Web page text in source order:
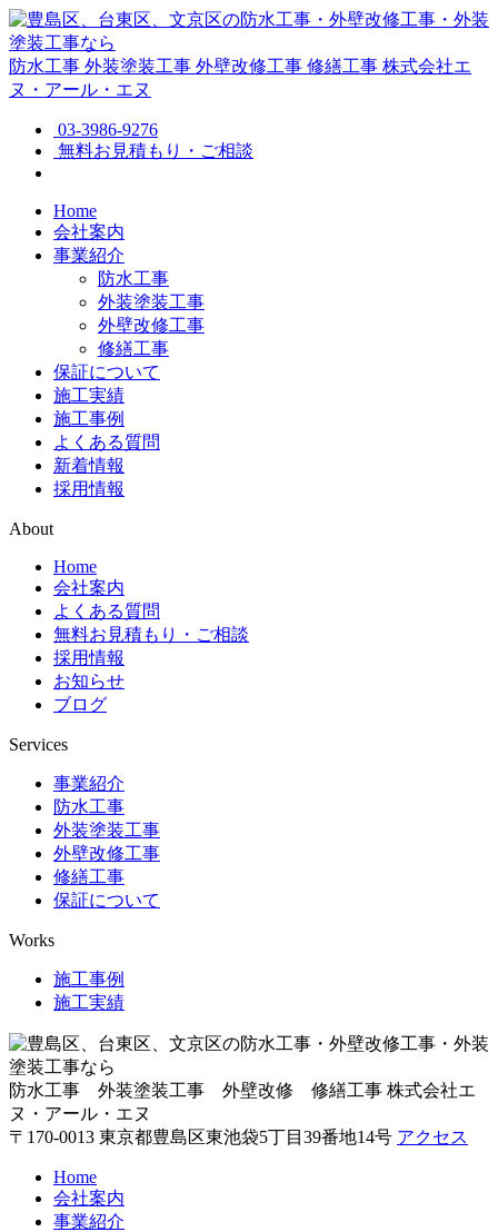
防水工事 外装塗装工事 外壁改修工事 修繕工事 株式会社エ
ヌ・アール・エヌ
03-3986-9276
無料お見積もり・ご相談
Home
会社案内
事業紹介
防水工事
外装塗装工事
外壁改修工事
修繕工事
保証について
施工実績
施工事例
よくある質問
新着情報
採用情報
About
Home
会社案内
よくある質問
無料お見積もり・ご相談
採用情報
お知らせ
ブログ
Services
事業紹介
防水工事
外装塗装工事
外壁改修工事
修繕工事
保証について
Works
施工事例
施工実績
防水工事 外装塗装工事 外壁改修 修繕工事 株式会社エ
ヌ・アール・エヌ
〒170-0013 東京都豊島区東池袋5丁目39番地14号 アクセス
Home
会社案内
事業紹介